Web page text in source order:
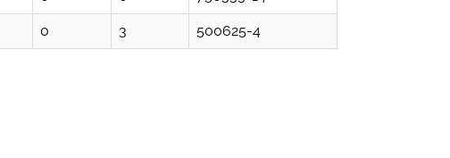
0 3 500625-4